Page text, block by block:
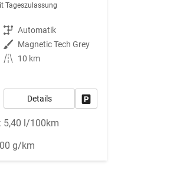
Tageszulassung
Getriebe Automatik
Außenfarbe Magnetic Tech Grey
Kilometerstand
10 km
Details
5,40 l/100km
g/km